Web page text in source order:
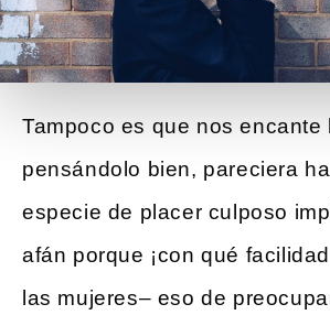
Tampoco es que nos encante
pensándolo bien, pareciera
especie de placer culposo
afán porque ¡con qué
las mujeres– eso de